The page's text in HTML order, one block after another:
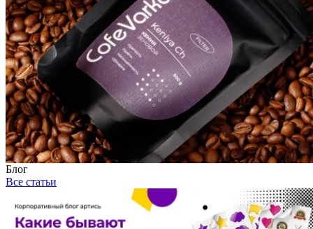
Блог
Все статьи